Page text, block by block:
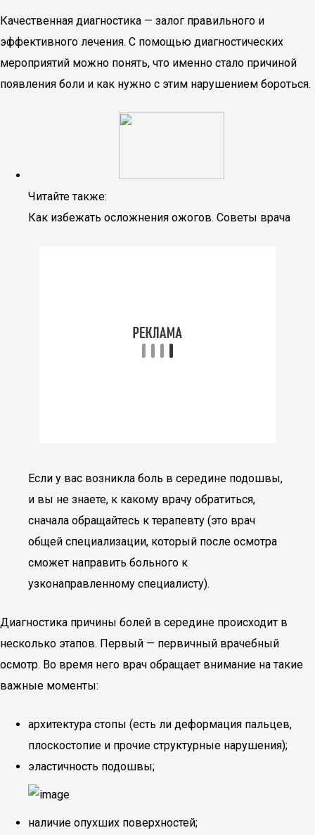
Качественная диагностика — залог правильного и
эффективного лечения. С помощью диагностических
мероприятий можно понять, что именно стало причиной
появления боли и как нужно с этим нарушением бороться.
Читайте также:
Как избежать осложнения ожогов. Советы врача
Если у вас возникла боль в середине подошвы,
и вы не знаете, к какому врачу обратиться,
сначала обращайтесь к терапевту (это врач
общей специализации, который после осмотра
сможет направить больного к
узконаправленному специалисту).
Диагностика причины болей в середине происходит в
несколько этапов. Первый — первичный врачебный
осмотр. Во время него врач обращает внимание на такие
важные моменты:
архитектура стопы (есть ли деформация пальцев,
плоскостопие и прочие структурные нарушения);
эластичность подошвы;
наличие опухших поверхностей;